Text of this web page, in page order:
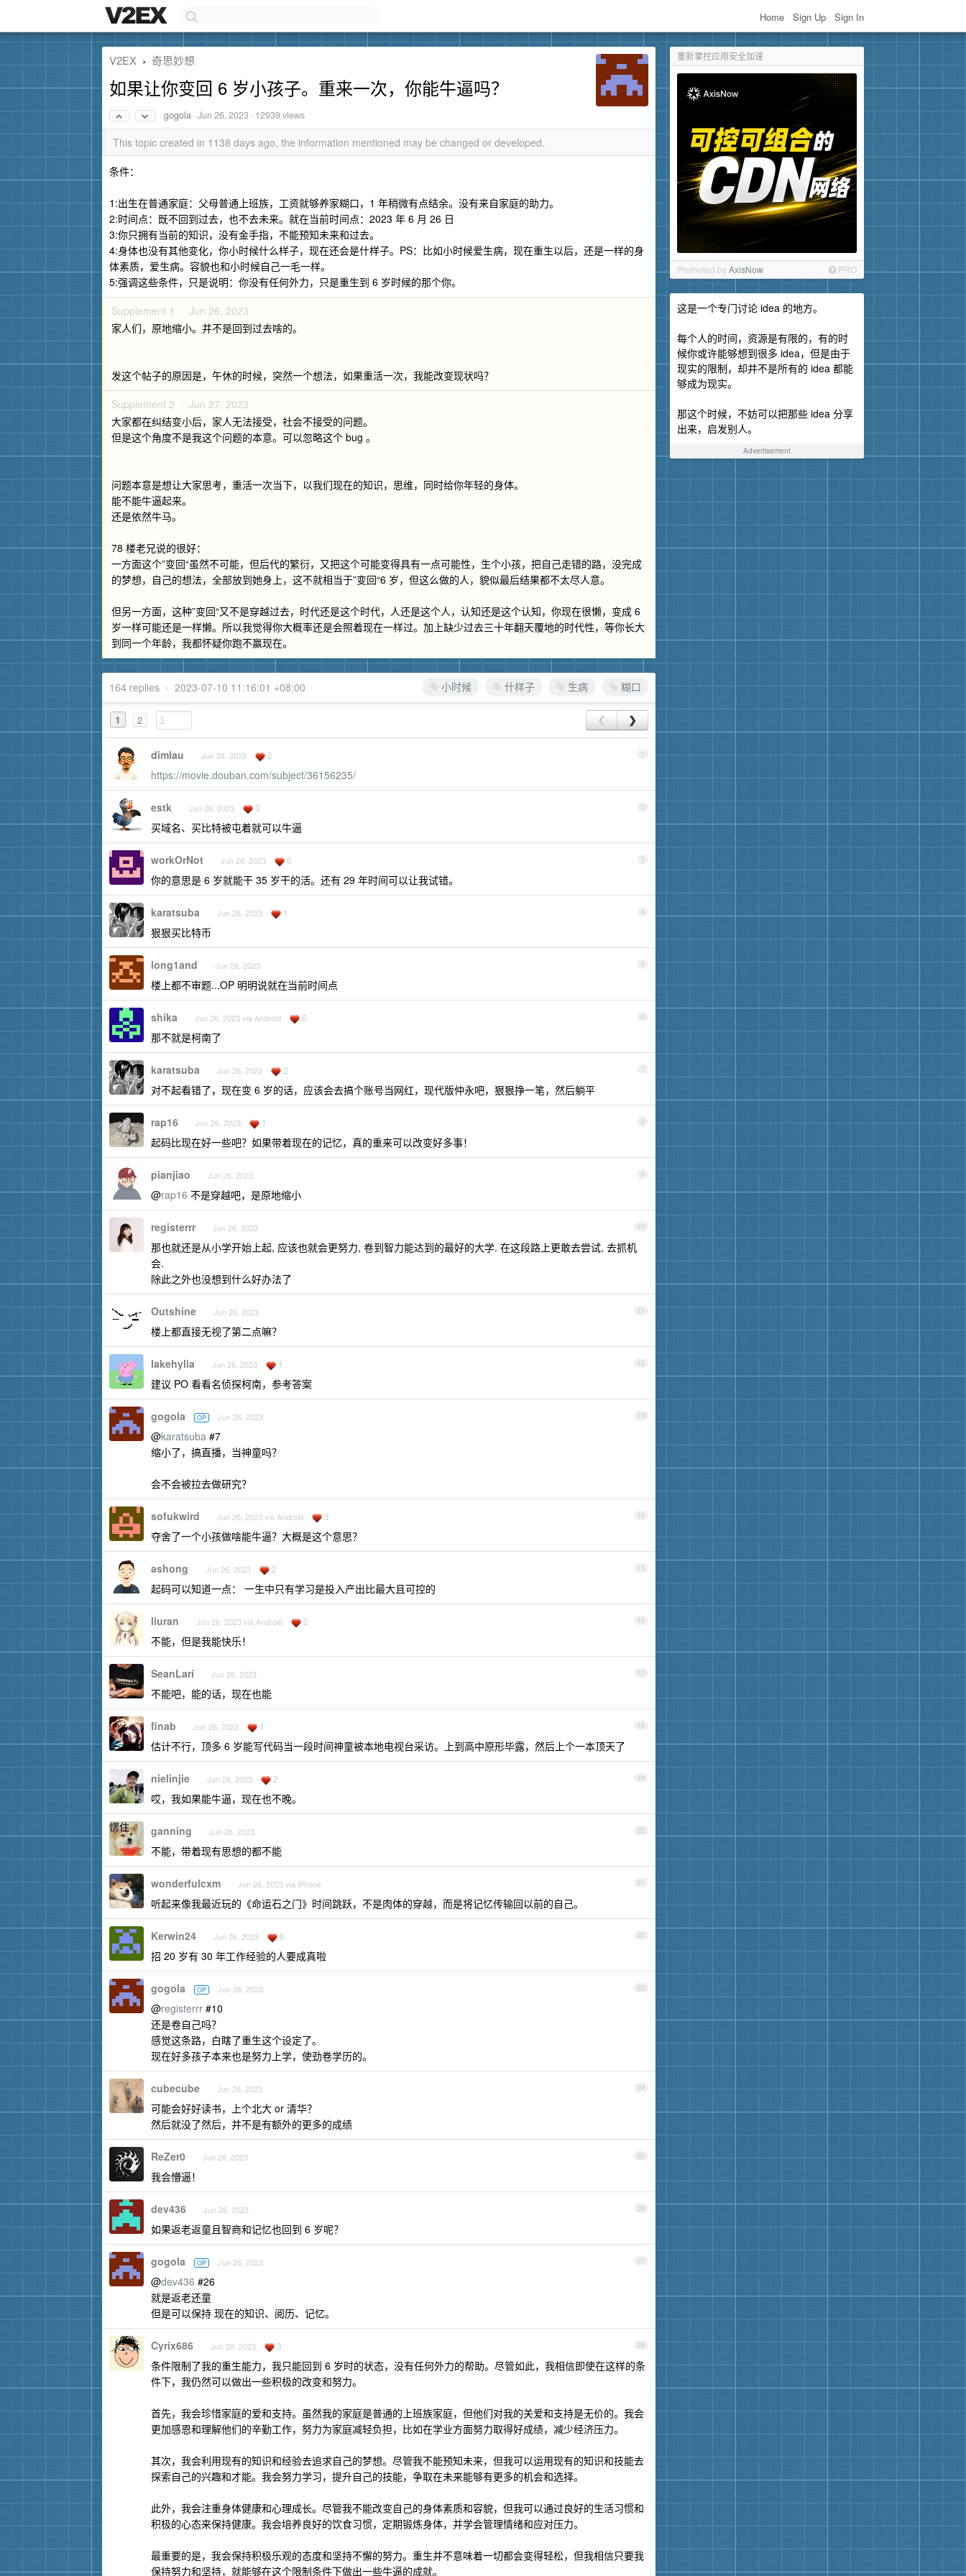
Home Sign Up Sign In
重新掌控应用安全加速
Promoted byAxisNow PRO
这是一个专门讨论 idea 的地方。
每个人的时间，资源是有限的，有的时
候你或许能够想到很多 idea，但是由于
现实的限制，却并不是所有的 idea 都能
够成为现实。
那这个时候，不妨可以把那些 idea 分享
出来，启发别人。
Advertisement
V2EX › 奇思妙想
如果让你变回 6 岁小孩子。重来一次，你能牛逼吗？
gogola ·Jun 26, 2023 · 12939 views
This topic created in 1138 days ago, the information mentioned may be changed or developed.
条件：
1:出生在普通家庭：父母普通上班族，工资就够养家糊口，1 年稍微有点结余。没有来自家庭的助力。
2:时间点：既不回到过去，也不去未来。就在当前时间点：2023 年 6 月 26 日
3:你只拥有当前的知识，没有金手指，不能预知未来和过去。
4:身体也没有其他变化，你小时候什么样子，现在还会是什样子。PS：比如小时候爱生病，现在重生以后，还是一样的身
体素质，爱生病。容貌也和小时候自己一毛一样。
5:强调这些条件，只是说明：你没有任何外力，只是重生到 6 岁时候的那个你。
Supplement 1 · Jun 26, 2023
家人们，原地缩小。并不是回到过去啥的。
发这个帖子的原因是，午休的时候，突然一个想法，如果重活一次，我能改变现状吗？
Supplement 2 · Jun 27, 2023
大家都在纠结变小后，家人无法接受，社会不接受的问题。
但是这个角度不是我这个问题的本意。可以忽略这个 bug 。
问题本意是想让大家思考，重活一次当下，以我们现在的知识，思维，同时给你年轻的身体。
能不能牛逼起来。
还是依然牛马。
78 楼老兄说的很好：
一方面这个”变回“虽然不可能，但后代的繁衍，又把这个可能变得具有一点可能性，生个小孩，把自己走错的路，没完成
的梦想，自己的想法，全部放到她身上，这不就相当于”变回“6 岁，但这么做的人，貌似最后结果都不太尽人意。
但另一方面，这种”变回“又不是穿越过去，时代还是这个时代，人还是这个人，认知还是这个认知，你现在很懒，变成 6
岁一样可能还是一样懒。所以我觉得你大概率还是会照着现在一样过。加上缺少过去三十年翻天覆地的时代性，等你长大
到同一个年龄，我都怀疑你跑不赢现在。
小时候 什样子 生病 糊口
164 replies • 2023-07-10 11:16:01 +08:00
1 2 ❮ ❯
1
dimlau Jun 26, 2023 2
https://movie.douban.com/subject/36156235/
2
estk Jun 26, 2023 3
买域名、买比特被屯着就可以牛逼
3
workOrNot Jun 26, 2023 6
你的意思是 6 岁就能干 35 岁干的活。还有 29 年时间可以让我试错。
4
karatsuba Jun 26, 2023 1
狠狠买比特币
5
long1and Jun 26, 2023
楼上都不审题...OP 明明说就在当前时间点
6
shika Jun 26, 2023 via Android 6
那不就是柯南了
7
karatsuba Jun 26, 2023 2
对不起看错了，现在变 6 岁的话，应该会去搞个账号当网红，现代版仲永吧，狠狠挣一笔，然后躺平
8
rap16 Jun 26, 2023 1
起码比现在好一些吧？如果带着现在的记忆，真的重来可以改变好多事！
9
pianjiao Jun 26, 2023
@rap16 不是穿越吧，是原地缩小
10
registerrr Jun 26, 2023
那也就还是从小学开始上起, 应该也就会更努力, 卷到智力能达到的最好的大学. 在这段路上更敢去尝试, 去抓机
会.
除此之外也没想到什么好办法了
11
Outshine Jun 26, 2023
楼上都直接无视了第二点嘛？
12
lakehylia Jun 26, 2023 1
建议 PO 看看名侦探柯南，参考答案
13
gogola OP Jun 26, 2023
@karatsuba #7
缩小了，搞直播，当神童吗？
会不会被拉去做研究？
14
sofukwird Jun 26, 2023 via Android 3
夺舍了一个小孩做啥能牛逼？大概是这个意思？
15
ashong Jun 26, 2023 2
起码可以知道一点： 一生中只有学习是投入产出比最大且可控的
16
liuran Jun 26, 2023 via Android 2
不能，但是我能快乐！
17
SeanLari Jun 26, 2023
不能吧，能的话，现在也能
18
finab Jun 26, 2023 1
估计不行，顶多 6 岁能写代码当一段时间神童被本地电视台采访。上到高中原形毕露，然后上个一本顶天了
19
nielinjie Jun 26, 2023 2
哎，我如果能牛逼，现在也不晚。
20
ganning Jun 26, 2023
不能，带着现有思想的都不能
21
wonderfulcxm Jun 26, 2023 via iPhone
听起来像我最近玩的《命运石之门》时间跳跃，不是肉体的穿越，而是将记忆传输回以前的自己。
22
Kerwin24 Jun 26, 2023 6
招 20 岁有 30 年工作经验的人要成真啦
23
gogola OP Jun 26, 2023
@registerrr #10
还是卷自己吗？
感觉这条路，白瞎了重生这个设定了。
现在好多孩子本来也是努力上学，使劲卷学历的。
24
cubecube Jun 26, 2023
可能会好好读书，上个北大 or 清华？
然后就没了然后，并不是有额外的更多的成绩
25
ReZer0 Jun 26, 2023
我会懵逼！
26
dev436 Jun 26, 2023
如果返老返童且智商和记忆也回到 6 岁呢？
27
gogola OP Jun 26, 2023
@dev436 #26
就是返老还童
但是可以保持 现在的知识、阅历、记忆。
28
Cyrix686 Jun 26, 2023 3
条件限制了我的重生能力，我只能回到 6 岁时的状态，没有任何外力的帮助。尽管如此，我相信即使在这样的条
件下，我仍然可以做出一些积极的改变和努力。
首先，我会珍惜家庭的爱和支持。虽然我的家庭是普通的上班族家庭，但他们对我的关爱和支持是无价的。我会
更加感恩和理解他们的辛勤工作，努力为家庭减轻负担，比如在学业方面努力取得好成绩，减少经济压力。
其次，我会利用现有的知识和经验去追求自己的梦想。尽管我不能预知未来，但我可以运用现有的知识和技能去
探索自己的兴趣和才能。我会努力学习，提升自己的技能，争取在未来能够有更多的机会和选择。
此外，我会注重身体健康和心理成长。尽管我不能改变自己的身体素质和容貌，但我可以通过良好的生活习惯和
积极的心态来保持健康。我会培养良好的饮食习惯，定期锻炼身体，并学会管理情绪和应对压力。
最重要的是，我会保持积极乐观的态度和坚持不懈的努力。重生并不意味着一切都会变得轻松，但我相信只要我
保持努力和坚持，就能够在这个限制条件下做出一些牛逼的成就。